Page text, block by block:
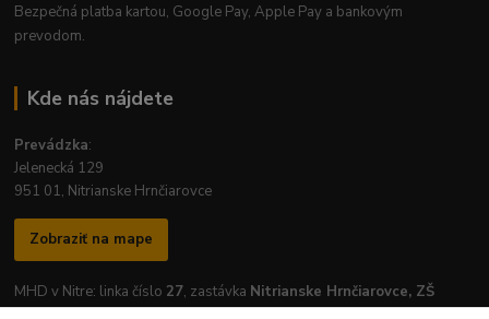
Bezpečná platba kartou, Google Pay, Apple Pay a bankovým
prevodom.
Kde nás nájdete
Prevádzka:
Jelenecká 129
951 01, Nitrianske Hrnčiarovce
Zobraziť na mape
MHD v Nitre: linka číslo 27, zastávka Nitrianske Hrnčiarovce, ZŠ